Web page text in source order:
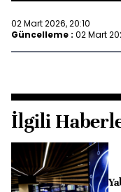
02 Mart 2026, 20:10
Güncelleme : 02 Mart
İlgili